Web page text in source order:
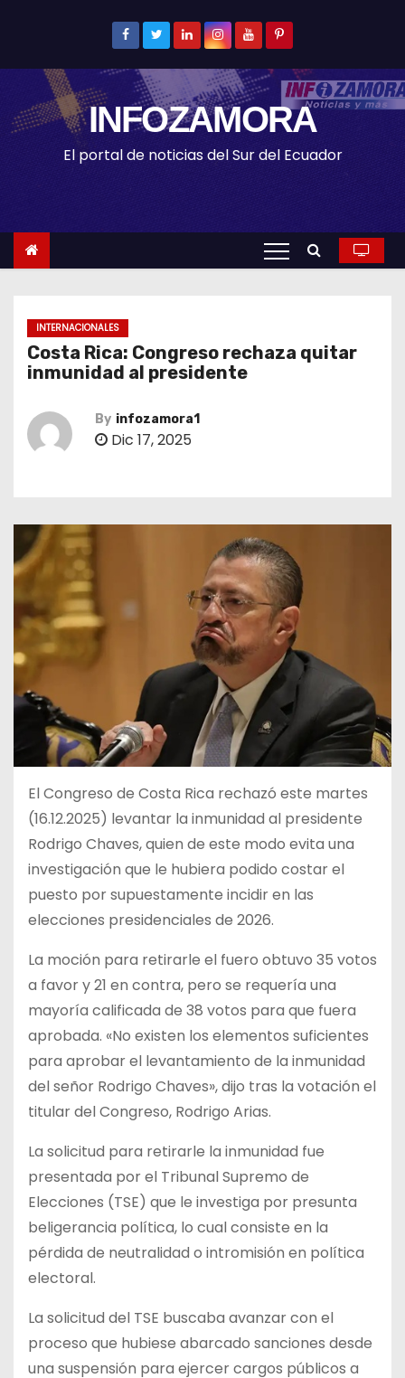
t
e
INFOZAMORA
El portal de noticias del Sur del Ecuador
INTERNACIONALES
Costa Rica: Congreso rechaza quitar
inmunidad al presidente
By infozamora1
Dic 17, 2025
El Congreso de Costa Rica rechazó este martes
(16.12.2025) levantar la inmunidad al presidente
Rodrigo Chaves, quien de este modo evita una
investigación que le hubiera podido costar el
puesto por supuestamente incidir en las
elecciones presidenciales de 2026.
La moción para retirarle el fuero obtuvo 35 votos
a favor y 21 en contra, pero se requería una
mayoría calificada de 38 votos para que fuera
aprobada. «No existen los elementos suficientes
para aprobar el levantamiento de la inmunidad
del señor Rodrigo Chaves», dijo tras la votación el
titular del Congreso, Rodrigo Arias.
La solicitud para retirarle la inmunidad fue
presentada por el Tribunal Supremo de
Elecciones (TSE) que le investiga por presunta
beligerancia política, lo cual consiste en la
pérdida de neutralidad o intromisión en política
electoral.
La solicitud del TSE buscaba avanzar con el
proceso que hubiese abarcado sanciones desde
una suspensión para ejercer cargos públicos a